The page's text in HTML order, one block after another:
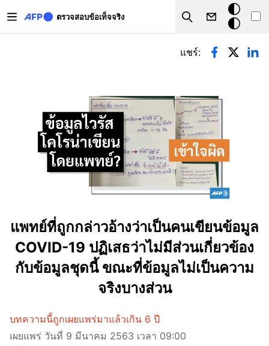
ตรวจสอบข้อเท็จจริง
Search
โหมด
มืด
Primary tabs
แชร์:
แพทย์ที่ถูกกล่าวอ้างว่าเป็นคนเขียนข้อมูล
COVID-19 ปฏิเสธว่าไม่มีส่วนเกี่ยวข้อง
กับข้อมูลชุดนี้ ขณะที่ข้อมูลไม่เป็นความ
จริงบางส่วน
บทความนี้ถูกเผยแพร่มาแล้วเกิน 6 ปี
เผยแพร่ วันที่ 9 มีนาคม 2563 เวลา 09:00